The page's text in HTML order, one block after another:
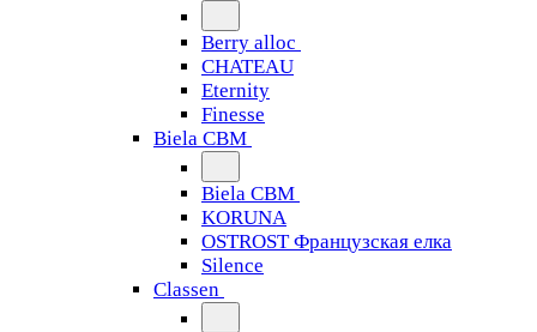
Berry alloc
CHATEAU
Eternity
Finesse
Biela CBM
Biela CBM
KORUNA
OSTROST Французская елка
Silence
Classen